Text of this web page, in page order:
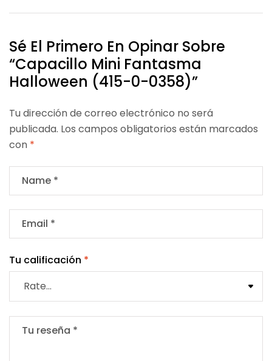
Sé El Primero En Opinar Sobre
“Capacillo Mini Fantasma
Halloween (415-0-0358)”
Tu dirección de correo electrónico no será
publicada. Los campos obligatorios están marcados
con *
Tu calificación *